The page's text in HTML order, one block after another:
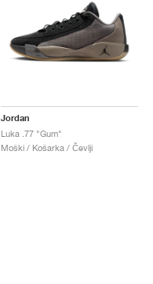
Jordan
Luka .77 "Gum"
Moški / Košarka / Čevlji